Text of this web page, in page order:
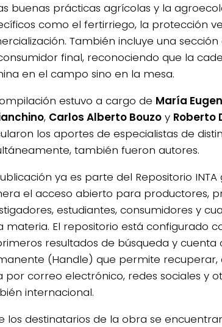
buenas prácticas agrícolas y la
como el fertirriego, la protección
También incluye una
final, reconociendo que la
en el campo sino en la mesa.
estuvo a cargo de María
, Carlos Alberto Bouzo y Roberto
los aportes de especialistas de
también fueron autores.
ya es parte del Repositorio
el acceso abierto para productores,
estudiantes, consumidores y
materia. El repositorio está configurado
resultados de búsqueda y
(Handle) que permite
por correo electrónico, redes sociales y
internacional.
los destinatarios de la obra se